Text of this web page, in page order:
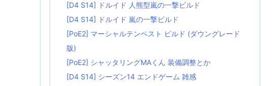
[D4 S14] ドルイド 人熊型嵐の一撃ビルド
[D4 S14] ドルイド 嵐の一撃ビルド
[PoE2] マーシャルテンペスト ビルド (ダウングレード
版)
[PoE2] シャッタリングMAくん 装備調整とか
[D4 S14] シーズン14 エンドゲーム 雑感